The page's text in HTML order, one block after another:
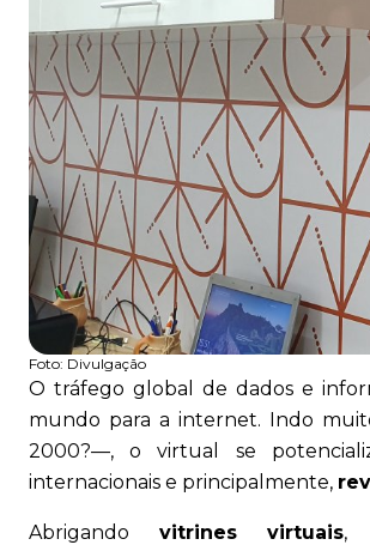
Foto: Divulgação
O tráfego global de dados e
mundo para a internet. Indo
2000?—, o virtual se
internacionais e principalmente,
Abrigando vitrines virtuais,